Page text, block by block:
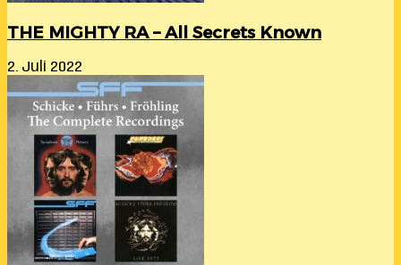
THE MIGHTY RA – All Secrets Known
2. Juli 2022